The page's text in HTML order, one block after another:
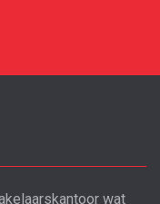
wat